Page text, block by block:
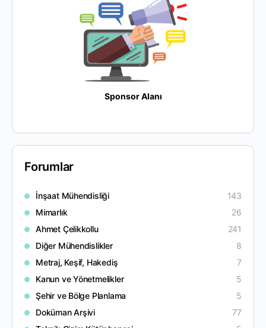
Sponsor Alanı
Forumlar
İnşaat Mühendisliği
143
Mimarlık
26
Ahmet Çelikkollu
241
Diğer Mühendislikler
8
Metraj, Keşif, Hakediş
7
Kanun ve Yönetmelikler
5
Şehir ve Bölge Planlama
5
Doküman Arşivi
77